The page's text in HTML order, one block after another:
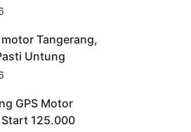
motor Tangerang,
Untung
GPS Motor
125.000